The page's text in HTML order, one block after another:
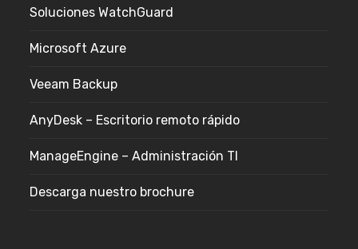
Soluciones WatchGuard
Microsoft Azure
Veeam Backup
AnyDesk – Escritorio remoto rápido
ManageEngine – Administración TI
Descarga nuestro brochure